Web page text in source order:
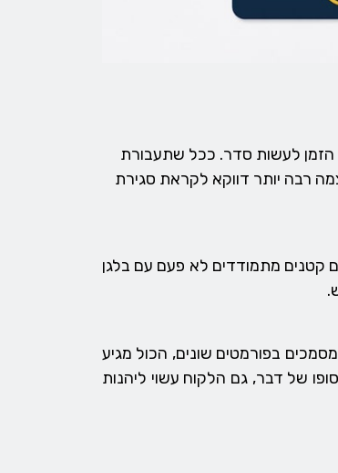
הזמן לעשות סדר. ככל שתעבורת
רבה יותר דווקא לקראת סגירת
קטנים מתמודדים לא פעם עם בלגן
בפורמטים שונים, הכול מגיע
של דבר, גם הלקוח עשוי ליהנות